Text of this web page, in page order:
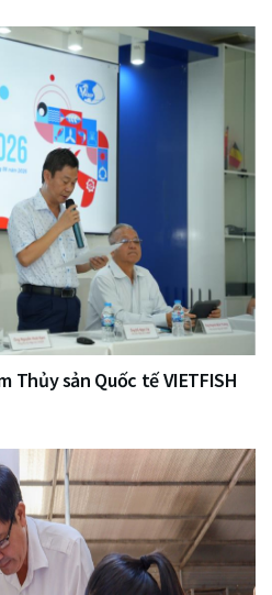
Thủy sản Quốc tế VIETFISH